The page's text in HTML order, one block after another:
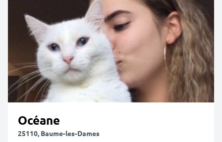
Océane
25110, Baume-les-Dames